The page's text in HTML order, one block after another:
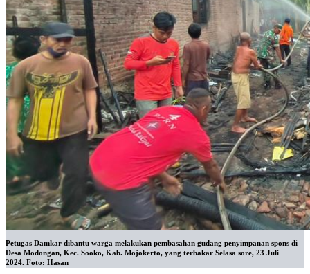
Petugas Damkar dibantu warga melakukan pembasahan gudang penyimpanan spons di
Desa Modongan, Kec. Sooko, Kab. Mojokerto, yang terbakar Selasa sore, 23 Juli
2024. Foto: Hasan